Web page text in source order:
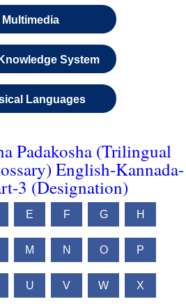
Multimedia
System
Languages
Padakosha (Trilingual
English-Kannada-
3 (Designation)
E F G H
M N O P
U V W X